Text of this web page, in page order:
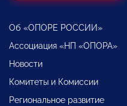
Об «ОПОРЕ РОССИИ»
Ассоциация «НП «ОПОРА»
Новости
Комитеты и Комиссии
Региональное развитие